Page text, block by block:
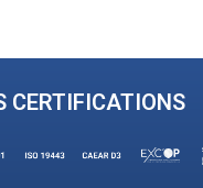
CERTIFICATIONS